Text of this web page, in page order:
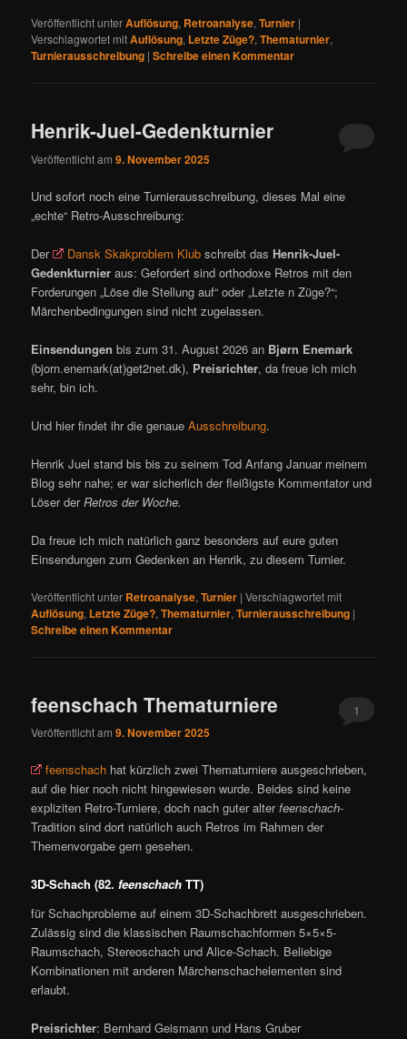
Veröffentlicht unterAuflösung, Retroanalyse,Turnier |
Verschlagwortet mitAuflösung, Letzte Züge?,Thematurnier,
Turnierausschreibung |Schreibe einen Kommentar
Henrik-Juel-Gedenkturnier
Veröffentlicht am9. November 2025
Und sofort noch eine Turnierausschreibung, dieses Mal eine
„echte“ Retro-Ausschreibung:
Der Dansk Skakproblem Klub schreibt das Henrik-Juel-
Gedenkturnier aus: Gefordert sind orthodoxe Retros mit den
Forderungen „Löse die Stellung auf“ oder „Letzte n Züge?“;
Märchenbedingungen sind nicht zugelassen.
Einsendungen bis zum 31. August 2026 an Bjørn Enemark
(bjorn.enemark(at)get2net.dk), Preisrichter, da freue ich mich
sehr, bin ich.
Und hier findet ihr die genaueAusschreibung.
Henrik Juel stand bis bis zu seinem Tod Anfang Januar meinem
Blog sehr nahe; er war sicherlich der fleißigste Kommentator und
Löser derRetros der Woche.
Da freue ich mich natürlich ganz besonders auf eure guten
Einsendungen zum Gedenken an Henrik, zu diesem Turnier.
Veröffentlicht unter Retroanalyse,Turnier |Verschlagwortet mit
Auflösung, Letzte Züge?,Thematurnier,Turnierausschreibung |
Schreibe einen Kommentar
feenschach Thematurniere
Veröffentlicht am9. November 2025
1
feenschach hat kürzlich zwei Thematurniere ausgeschrieben,
auf die hier noch nicht hingewiesen wurde. Beides sind keine
expliziten Retro-Turniere, doch nach guter alterfeenschach-
Tradition sind dort natürlich auch Retros im Rahmen der
Themenvorgabe gern gesehen.
3D-Schach (82.feenschach TT)
für Schachprobleme auf einem 3D-Schachbrett ausgeschrieben.
Zulässig sind die klassischen Raumschachformen 5×5×5-
Raumschach, Stereoschach und Alice-Schach. Beliebige
Kombinationen mit anderen Märchenschachelementen sind
erlaubt.
Preisrichter: Bernhard Geismann und Hans Gruber